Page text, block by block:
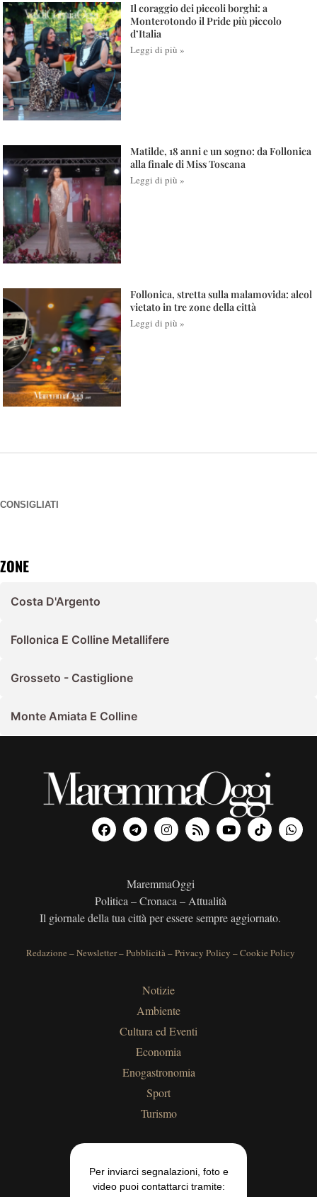
Il coraggio dei piccoli borghi: a
Monterotondo il Pride più piccolo
d’Italia
Leggi di più »
Matilde, 18 anni e un sogno: da Follonica
alla finale di Miss Toscana
Leggi di più »
Follonica, stretta sulla malamovida: alcol
vietato in tre zone della città
Leggi di più »
CONSIGLIATI
ZONE
Costa D'Argento
Follonica E Colline Metallifere
Grosseto - Castiglione
Monte Amiata E Colline
MaremmaOggi
Politica – Cronaca – Attualità
Il giornale della tua città per essere sempre aggiornato.
Redazione –Newsletter–Pubblicità–Privacy Policy –Cookie Policy
Notizie
Ambiente
Cultura ed Eventi
Economia
Enogastronomia
Sport
Turismo
Per inviarci segnalazioni, foto e
video puoi contattarci tramite: